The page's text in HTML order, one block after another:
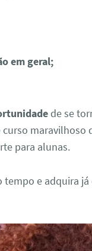
em geral;
de se
curso maravilhoso
para alunas.
tempo e adquira